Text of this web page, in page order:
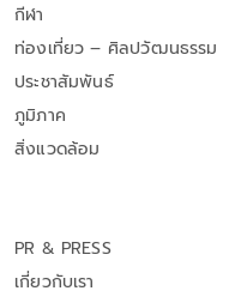
กีฬา
ท่องเที่ยว – ศิลปวัฒนธรรม
ประชาสัมพันธ์
ภูมิภาค
สิ่งแวดล้อม
PR & PRESS
เกี่ยวกับเรา